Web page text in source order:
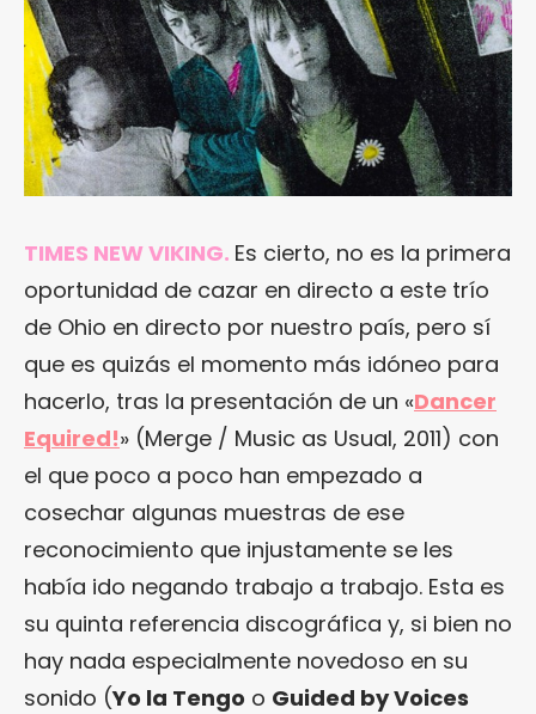
TIMES NEW VIKING. Es cierto, no es la primera
oportunidad de cazar en directo a este trío
de Ohio en directo por nuestro país, pero sí
que es quizás el momento más idóneo para
hacerlo, tras la presentación de un «Dancer
Equired!» (Merge / Music as Usual, 2011) con
el que poco a poco han empezado a
cosechar algunas muestras de ese
reconocimiento que injustamente se les
había ido negando trabajo a trabajo. Esta es
su quinta referencia discográfica y, si bien no
hay nada especialmente novedoso en su
sonido (Yo la Tengo o Guided by Voices